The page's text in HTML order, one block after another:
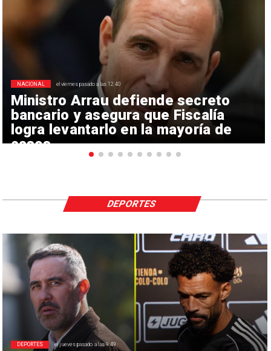
Ministro Arrau defiende secreto
bancario y asegura que Fiscalía
logra levantarlo en la mayoría de
casos
NACIONAL el viernes pasado a las 12:40
DEPORTES el jueves pasado a las 9:49
DEPORTES